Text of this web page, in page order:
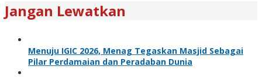
Jangan Lewatkan
Menuju IGIC 2026, Menag Tegaskan Masjid Sebagai
Pilar Perdamaian dan Peradaban Dunia